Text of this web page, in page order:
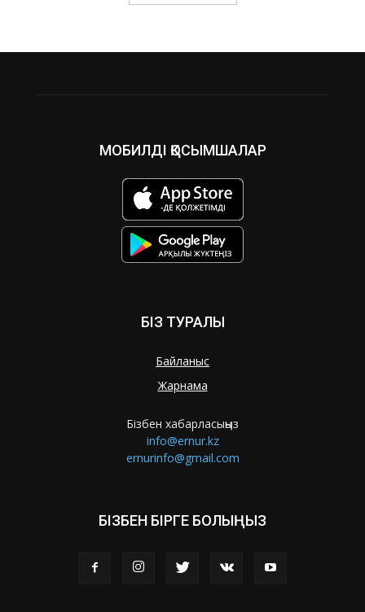
МОБИЛДІ ҚОСЫМШАЛАР
БІЗ ТУРАЛЫ
Байланыс
Жарнама
Бізбен хабарласыңыз
info@ernur.kz
ernurinfo@gmail.com
БІЗБЕН БІРГЕ БОЛЫҢЫЗ